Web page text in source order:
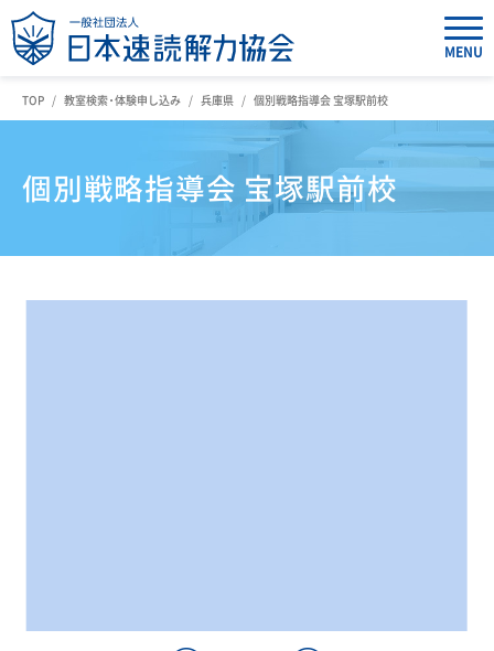
MENU
TOP 教室検索・体験申し込み 兵庫県 個別戦略指導会 宝塚駅前校
個別戦略指導会 宝塚駅前校